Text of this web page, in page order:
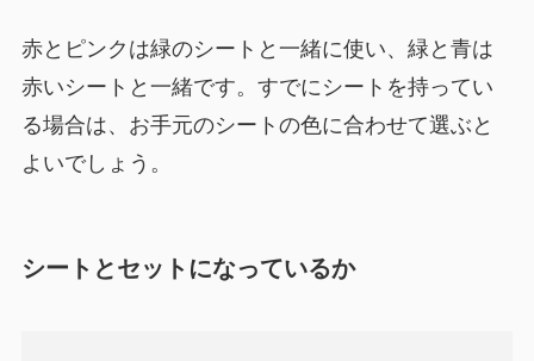
赤とピンクは緑のシートと一緒に使い、緑と青は
赤いシートと一緒です。すでにシートを持ってい
る場合は、お手元のシートの色に合わせて選ぶと
よいでしょう。
シートとセットになっているか